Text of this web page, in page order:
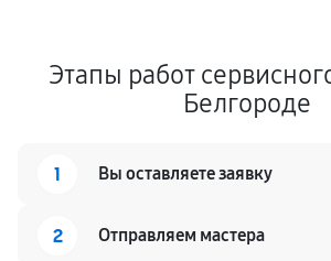
Этапы работ
Белгороде
1 Вы оставляете заявку
2 Отправляем мастера